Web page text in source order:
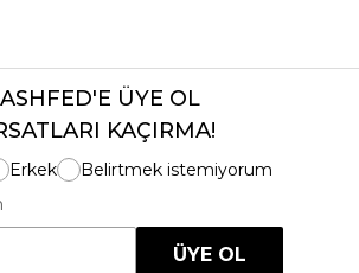
ÜYE OL
KAÇIRMA!
Erkek
Belirtmek istemiyorum
ÜYE OL